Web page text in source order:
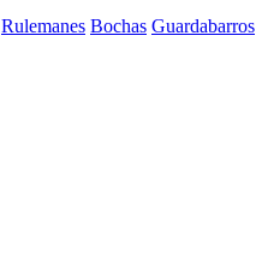
Rulemanes Bochas Guardabarros